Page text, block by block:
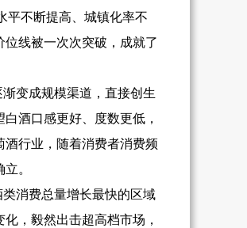
平不断提高、城镇化率不
线被一次次突破，成就了
变成规模渠道，直接创生
酒口感更好、度数更低，
行业，随着消费者消费频
。
消费总量增长最快的区域
，毅然出击超高档市场，